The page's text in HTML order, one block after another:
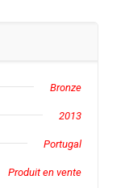
Bronze
2013
Portugal
Produit en vente